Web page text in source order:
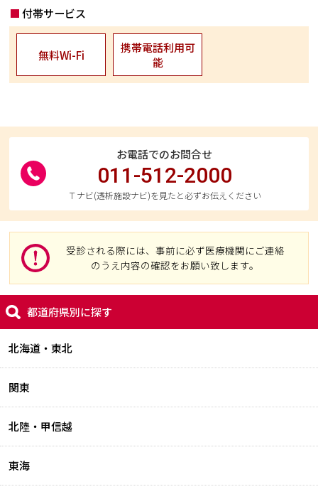
付帯サービス
無料Wi-Fi
携帯電話利用可
能
お電話でのお問合せ
011-512-2000
Ｔナビ(透析施設ナビ)を見たと必ずお伝えください
受診される際には、事前に必ず医療機関にご連絡
のうえ内容の確認をお願い致します。
都道府県別に探す
北海道・東北
関東
北陸・甲信越
東海